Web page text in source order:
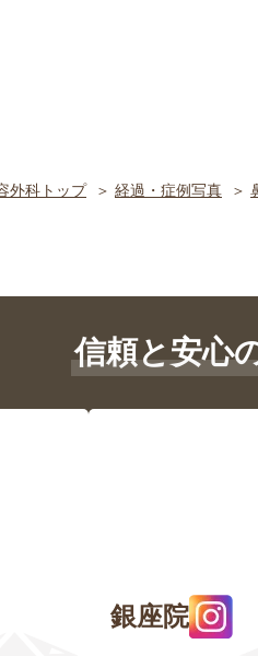
外科トップ 経過・症例写真
信頼と安心
銀座院